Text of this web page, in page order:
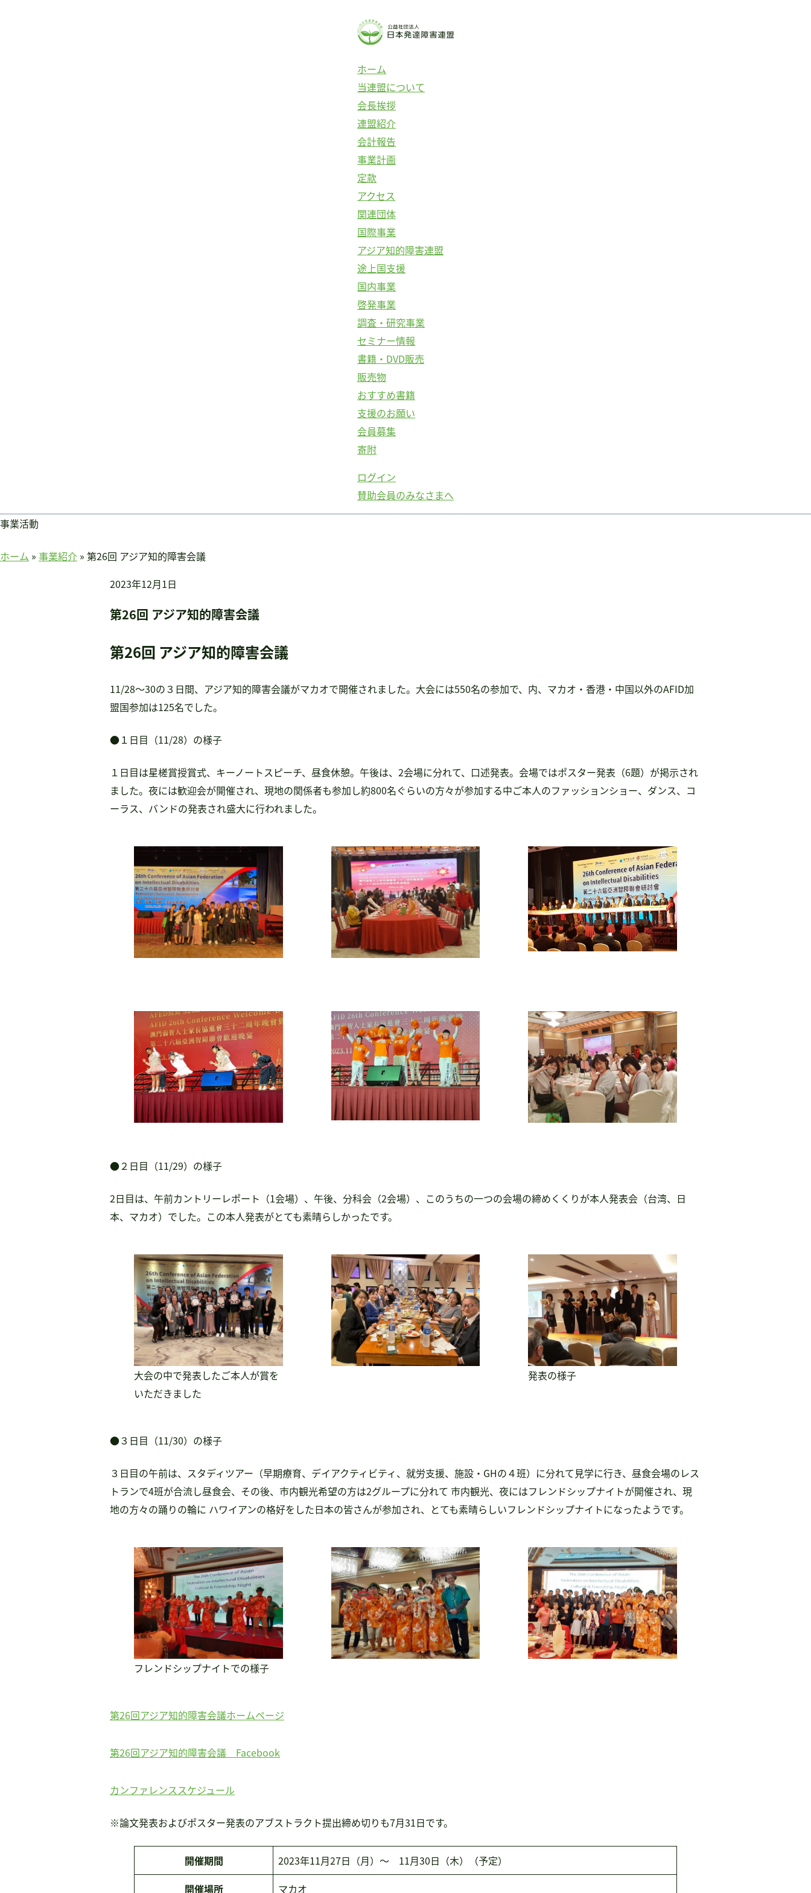
ホーム
当連盟について
会長挨拶
連盟紹介
会計報告
事業計画
定款
アクセス
関連団体
国際事業
アジア知的障害連盟
途上国支援
国内事業
啓発事業
調査・研究事業
セミナー情報
書籍・DVD販売
販売物
おすすめ書籍
支援のお願い
会員募集
寄附
ログイン
賛助会員のみなさまへ
事業活動
ホーム » 事業紹介 » 第26回 アジア知的障害会議
2023年12月1日
第26回 アジア知的障害会議
第26回 アジア知的障害会議
11/28～30の３日間、アジア知的障害会議がマカオで開催されました。大会には550名の参加で、内、マカオ・香港・中国以外のAFID加
盟国参加は125名でした。
●１日目（11/28）の様子
１日目は星槎賞授賞式、キーノートスピーチ、昼食休憩。午後は、2会場に分れて、口述発表。会場ではポスター発表（6題）が掲示され
ました。夜には歓迎会が開催され、現地の関係者も参加し約800名ぐらいの方々が参加する中ご本人のファッションショー、ダンス、コ
ーラス、バンドの発表され盛大に行われました。
●２日目（11/29）の様子
2日目は、午前カントリーレポート（1会場）、午後、分科会（2会場）、このうちの一つの会場の締めくくりが本人発表会（台湾、日
本、マカオ）でした。この本人発表がとても素晴らしかったです。
大会の中で発表したご本人が賞を
いただきました
発表の様子
●３日目（11/30）の様子
３日目の午前は、スタディツアー（早期療育、デイアクティビティ、就労支援、施設・GHの４班）に分れて見学に行き、昼食会場のレス
トランで4班が合流し昼食会、その後、市内観光希望の方は2グループに分れて 市内観光、夜にはフレンドシップナイトが開催され、現
地の方々の踊りの輪に ハワイアンの格好をした日本の皆さんが参加され、とても素晴らしいフレンドシップナイトになったようです。
フレンドシップナイトでの様子
第26回アジア知的障害会議ホームページ
第26回アジア知的障害会議 Facebook
カンファレンススケジュール
※論文発表およびポスター発表のアブストラクト提出締め切りも7月31日です。
開催期間
2023年11月27日（月）～ 11月30日（木）（予定）
開催場所
マカオ
当連盟について
会長挨拶
定款
アクセス
関連団体
国際事業
途上国支援
啓発事業
調査・研究事業
セミナー情報
書籍・DVD販売
おすすめ書籍
支援のお願い
会員募集
寄附